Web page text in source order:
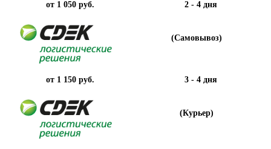
от 1 050 руб. 2 - 4 дня
(Самовывоз)
от 1 150 руб. 3 - 4 дня
(Курьер)